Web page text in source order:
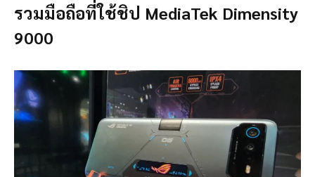
รวมมือถือที่ใช้ชิป MediaTek Dimensity
9000